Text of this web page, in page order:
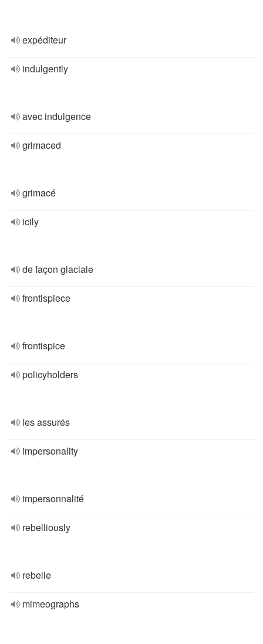
expéditeur
indulgently
avec indulgence
grimaced
grimacé
icily
de façon glaciale
frontispiece
frontispice
policyholders
les assurés
impersonality
impersonnalité
rebelliously
rebelle
mimeographs